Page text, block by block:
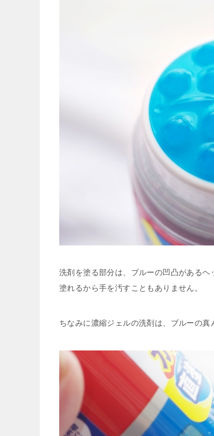
洗剤を塗る部分は、ブルーの凹凸がある
塗れるから手を汚すこともありません。
ちなみに濃縮ジェルの洗剤は、ブルーの